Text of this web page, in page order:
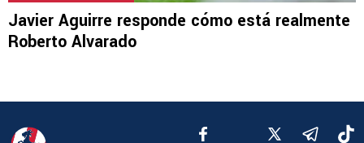
Javier Aguirre responde cómo está realmente
Roberto Alvarado